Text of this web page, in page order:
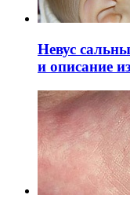
Невус
и описание